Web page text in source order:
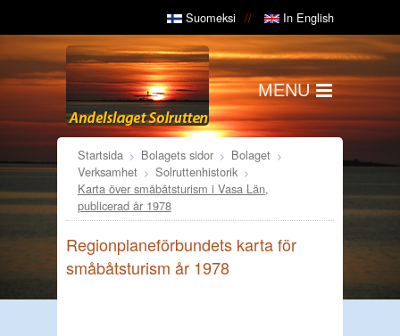
Suomeksi In English
MENU
Startsida Bolagets sidor
Bolaget
Verksamhet
Solruttenhistorik
Karta över småbåtsturism i Vasa Län,
publicerad år 1978
Regionplaneförbundets karta för
småbåtsturism år 1978